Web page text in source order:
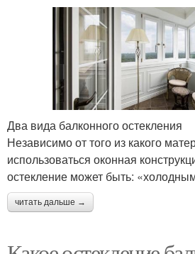
Два вида балконного остекления
Независимо от того из какого
использоваться оконная
остекление может быть:
читать дальше →